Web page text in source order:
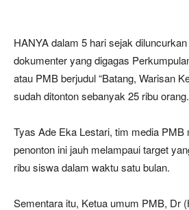
HANYA dalam 5 hari sejak
dokumenter yang digagas
atau PMB berjudul “Batang, Warisan
sudah ditonton sebanyak 25 ribu orang.
Tyas Ade Eka Lestari, tim media PMB
penonton ini jauh melampaui target
ribu siswa dalam waktu satu bulan.
Sementara itu, Ketua umum PMB, Dr